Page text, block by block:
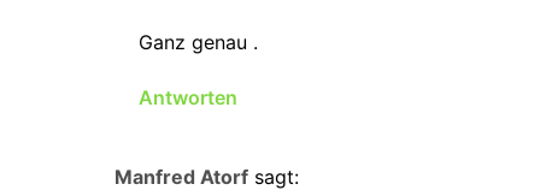
Ganz genau .
Antworten
Manfred Atorf sagt: